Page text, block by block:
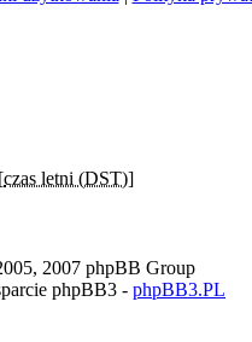
czas letni (DST)]
2007 phpBB Group
phpBB3 - phpBB3.PL